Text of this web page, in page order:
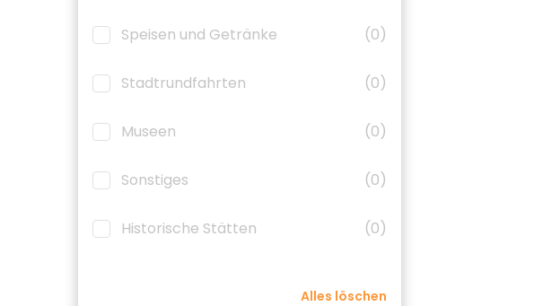
Speisen und Getränke (0)
Stadtrundfahrten (0)
Museen (0)
Sonstiges (0)
Historische Stätten (0)
Alles löschen